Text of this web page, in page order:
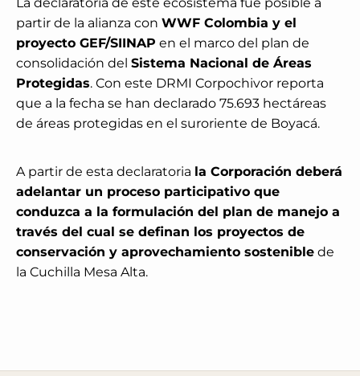
partir de la alianza con WWF Colombia y el
proyecto GEF/SIINAP en el marco del plan de
consolidación del Sistema Nacional de Áreas
Protegidas. Con este DRMI Corpochivor reporta
que a la fecha se han declarado 75.693 hectáreas
de áreas protegidas en el suroriente de Boyacá.
A partir de esta declaratoria la Corporación deberá
adelantar un proceso participativo que
conduzca a la formulación del plan de manejo a
través del cual se definan los proyectos de
conservación y aprovechamiento sostenible de
la Cuchilla Mesa Alta.